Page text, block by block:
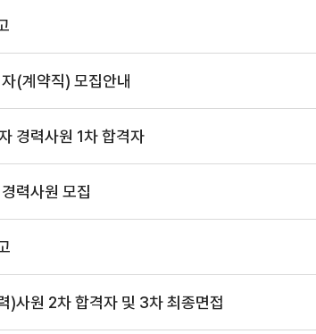
(계약직) 모집안내
경력사원 1차 합격자
력사원 모집
)사원 2차 합격자 및 3차 최종면접